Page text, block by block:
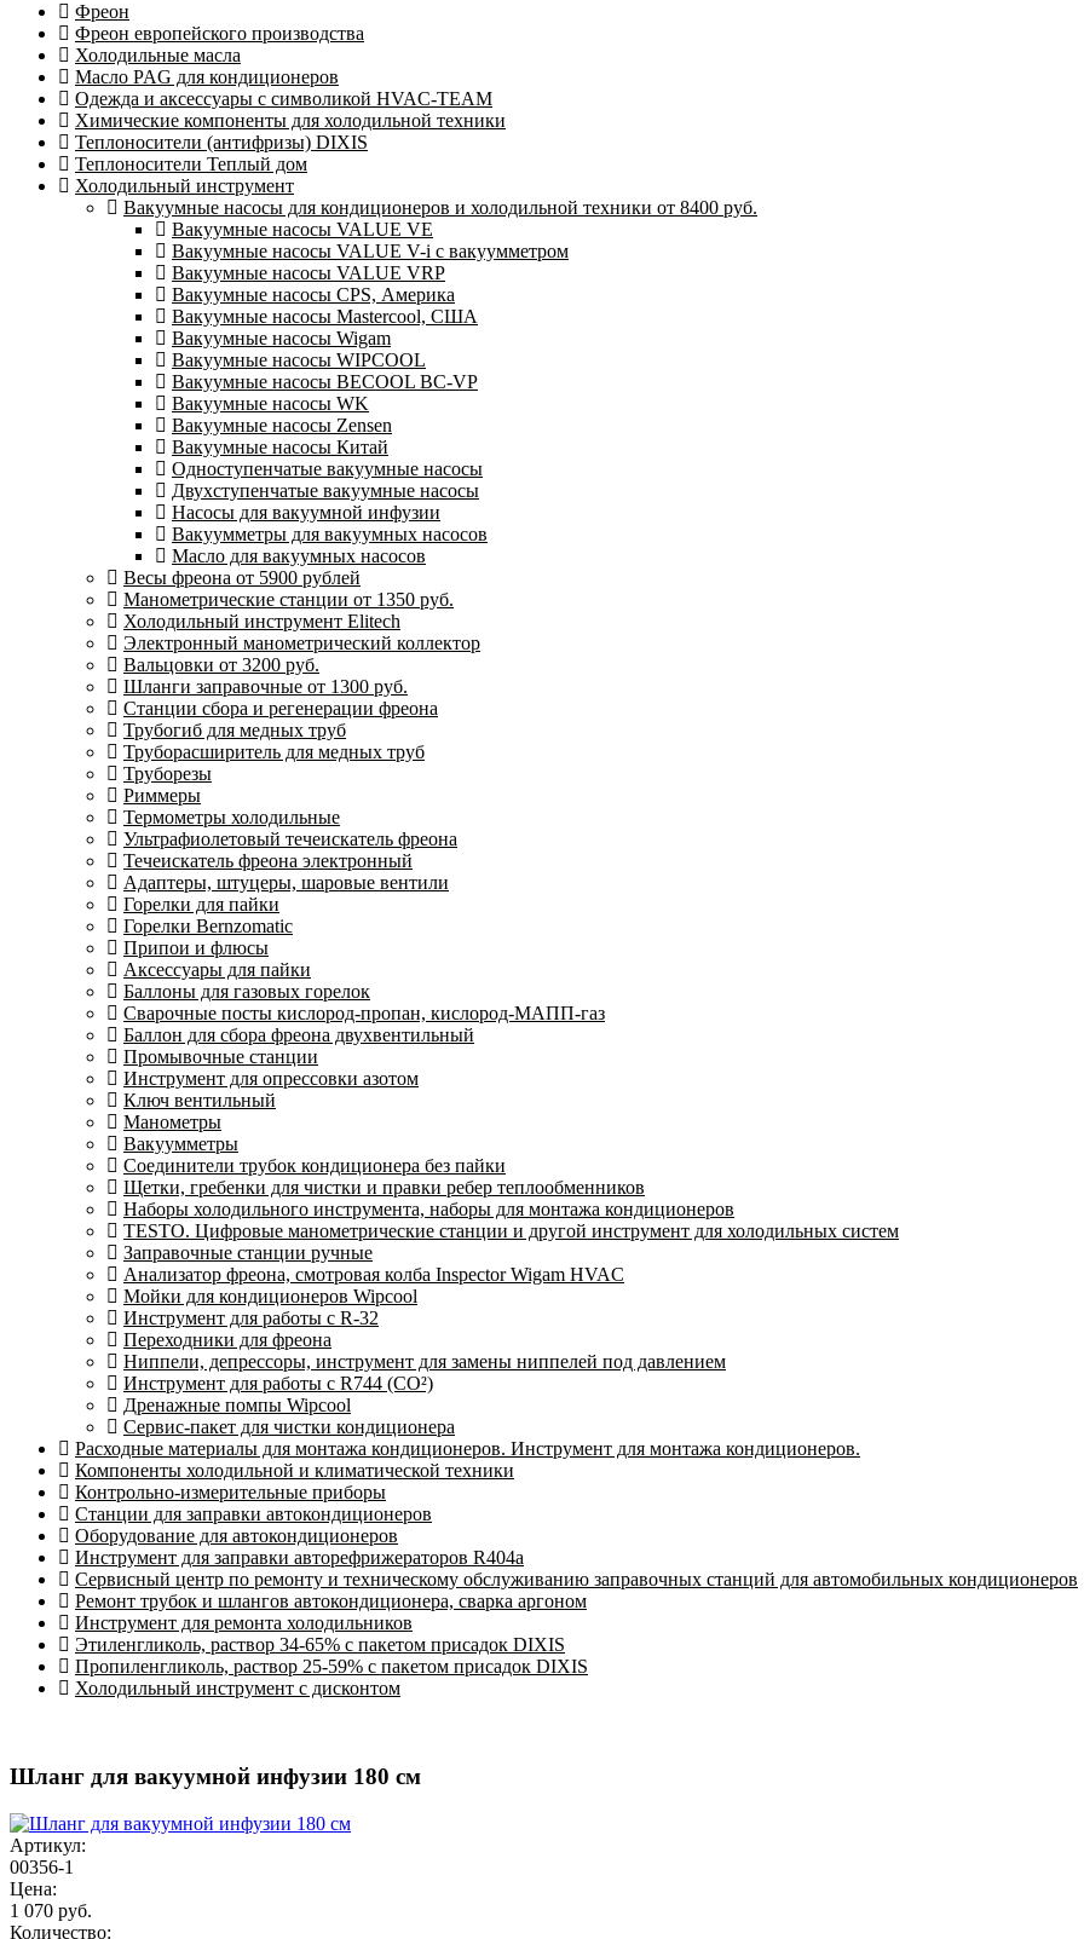
Фреон
Фреон европейского производства
Холодильные масла
Масло PAG для кондиционеров
Одежда и аксессуары с символикой HVAC-TEAM
Химические компоненты для холодильной техники
Теплоносители (антифризы) DIXIS
Теплоносители Теплый дом
Холодильный инструмент
Вакуумные насосы для кондиционеров и холодильной техники от 8400 руб.
Вакуумные насосы VALUE VE
Вакуумные насосы VALUE V-i с вакуумметром
Вакуумные насосы VALUE VRP
Вакуумные насосы CPS, Америка
Вакуумные насосы Mastercool, США
Вакуумные насосы Wigam
Вакуумные насосы WIPCOOL
Вакуумные насосы BECOOL BC-VP
Вакуумные насосы WK
Вакуумные насосы Zensen
Вакуумные насосы Китай
Одноступенчатые вакуумные насосы
Двухступенчатые вакуумные насосы
Насосы для вакуумной инфузии
Вакуумметры для вакуумных насосов
Масло для вакуумных насосов
Весы фреона от 5900 рублей
Манометрические станции от 1350 руб.
Холодильный инструмент Elitech
Электронный манометрический коллектор
Вальцовки от 3200 руб.
Шланги заправочные от 1300 руб.
Станции сбора и регенерации фреона
Трубогиб для медных труб
Труборасширитель для медных труб
Труборезы
Риммеры
Термометры холодильные
Ультрафиолетовый течеискатель фреона
Течеискатель фреона электронный
Адаптеры, штуцеры, шаровые вентили
Горелки для пайки
Горелки Bernzomatic
Припои и флюсы
Аксессуары для пайки
Баллоны для газовых горелок
Сварочные посты кислород-пропан, кислород-МАПП-газ
Баллон для сбора фреона двухвентильный
Промывочные станции
Инструмент для опрессовки азотом
Ключ вентильный
Манометры
Вакуумметры
Соединители трубок кондиционера без пайки
Щетки, гребенки для чистки и правки ребер теплообменников
Наборы холодильного инструмента, наборы для монтажа кондиционеров
TESTO. Цифровые манометрические станции и другой инструмент для холодильных систем
Заправочные станции ручные
Анализатор фреона, смотровая колба Inspector Wigam HVAC
Мойки для кондиционеров Wipcool
Инструмент для работы с R-32
Переходники для фреона
Ниппели, депрессоры, инструмент для замены ниппелей под давлением
Инструмент для работы с R744 (CO²)
Дренажные помпы Wipcool
Сервис-пакет для чистки кондиционера
Расходные материалы для монтажа кондиционеров. Инструмент для монтажа кондиционеров.
Компоненты холодильной и климатической техники
Контрольно-измерительные приборы
Станции для заправки автокондиционеров
Оборудование для автокондиционеров
Инструмент для заправки авторефрижераторов R404a
Сервисный центр по ремонту и техническому обслуживанию заправочных станций для автомобильных кондиционеров
Ремонт трубок и шлангов автокондиционера, сварка аргоном
Инструмент для ремонта холодильников
Этиленгликоль, раствор 34-65% с пакетом присадок DIXIS
Пропиленгликоль, раствор 25-59% с пакетом присадок DIXIS
Холодильный инструмент с дисконтом
Шланг для вакуумной инфузии 180 см
Артикул:
00356-1
Цена:
1 070 руб.
Количество: